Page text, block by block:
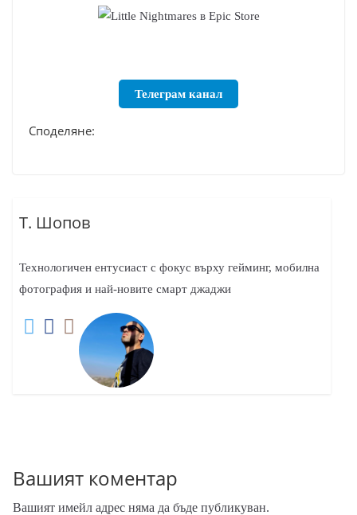
Телеграм канал
Споделяне:
Т. Шопов
Технологичен ентусиаст с фокус върху гейминг, мобилна
фотография и най-новите смарт джаджи
Вашият коментар
Вашият имейл адрес няма да бъде публикуван.